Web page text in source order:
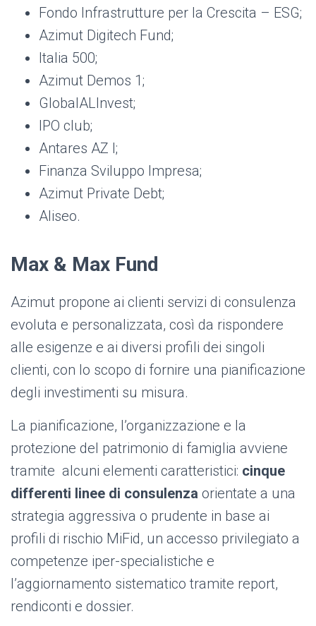
Fondo Infrastrutture per la Crescita – ESG;
Azimut Digitech Fund;
Italia 500;
Azimut Demos 1;
GlobalALInvest;
IPO club;
Antares AZ I;
Finanza Sviluppo Impresa;
Azimut Private Debt;
Aliseo.
Max & Max Fund
Azimut propone ai clienti servizi di consulenza
evoluta e personalizzata, così da rispondere
alle esigenze e ai diversi profili dei singoli
clienti, con lo scopo di fornire una pianificazione
degli investimenti su misura.
La pianificazione, l’organizzazione e la
protezione del patrimonio di famiglia avviene
tramite alcuni elementi caratteristici: cinque
differenti linee di consulenza orientate a una
strategia aggressiva o prudente in base ai
profili di rischio MiFid, un accesso privilegiato a
competenze iper-specialistiche e
l’aggiornamento sistematico tramite report,
rendiconti e dossier.